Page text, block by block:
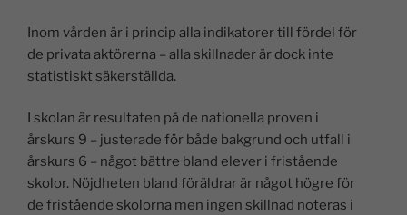
Inom vården är i princip alla indikatorer till fördel för
de privata aktörerna – alla skillnader är dock inte
statistiskt säkerställda.
I skolan är resultaten på de nationella proven i
årskurs 9 – justerade för både bakgrund och utfall i
årskurs 6 – något bättre bland elever i fristående
skolor. Nöjdheten bland föräldrar är något högre för
de fristående skolorna men ingen skillnad noteras i